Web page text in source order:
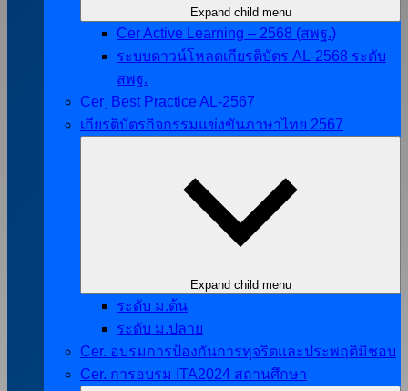
Expand child menu
Cer Active Learning – 2568 (สพฐ.)
ระบบดาวน์โหลดเกียรติบัตร AL-2568 ระดับ
สพฐ.
Cer ฺ Best Practice AL-2567
เกียรติบัตรกิจกรรมแข่งขันภาษาไทย 2567
Expand child menu
ระดับ ม.ต้น
ระดับ ม.ปลาย
Cer. อบรมการป้องกันการทุจริตและประพฤติมิชอบ
Cer. การอบรม ITA2024 สถานศึกษา